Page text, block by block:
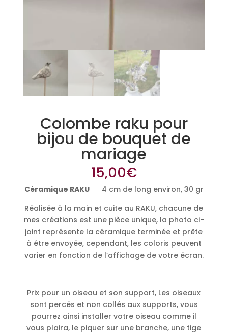
Colombe raku pour
bijou de bouquet de
mariage
15,00€
Céramique RAKU4 cm de long environ, 30 gr
Réalisée à la main et cuite au RAKU, chacune de
mes créations est une pièce unique, la photo ci-
joint représente la céramique terminée et prête
à être envoyée, cependant, les coloris peuvent
varier en fonction de l’affichage de votre écran.
Prix pour un oiseau et son support, Les oiseaux
sont percés et non collés aux supports, vous
pourrez ainsi installer votre oiseau comme il
vous plaira, le piquer sur une branche, une tige